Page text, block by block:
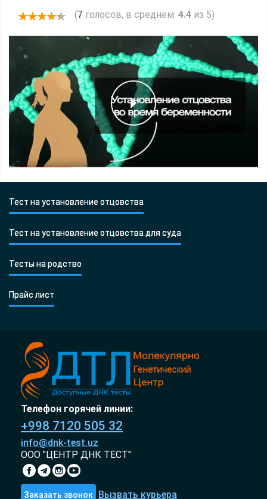
(7 голосов, в среднем: 4.4 из 5)
Тест на установление отцовства
Тест на установление отцовства для суда
Тесты на родство
Прайс лист
Телефон горячей линии:
+998 7120 505 32
info@dnk-test.uz
ООО "ЦЕНТР ДНК ТЕСТ"
Заказать звонок Вызвать курьера